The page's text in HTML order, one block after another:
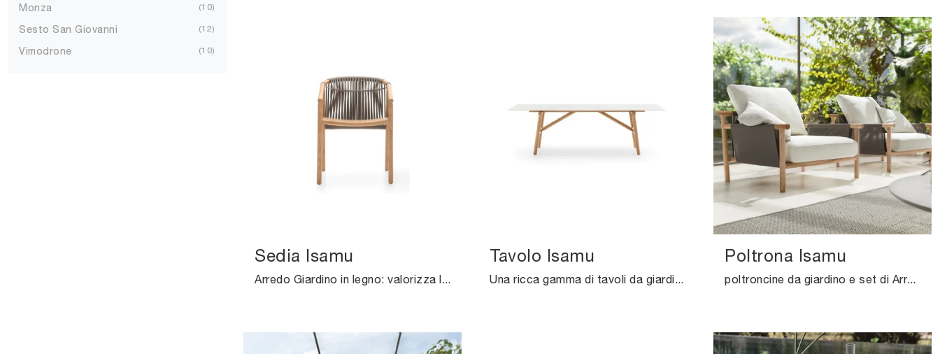
Monza 10
Sesto San Giovanni 12
Vimodrone 10
Sedia Isamu
Arredo Giardino in legno: valorizza l'outdoor con svariate offerte di sedie da giardino della marca Ditre Italia.
Tavolo Isamu
Una ricca gamma di tavoli da giardino in gres ti sta aspettando nel nostro punto vendita: clicca e scopri il modello Tavolo Isamu di Ditre Italia.
Poltrona Isamu
poltroncine da giardino e set di Arredo Giardino dei migliori produttori: scopri di più sul modello Poltrona Isamu di Ditre Italia, clicca subito!